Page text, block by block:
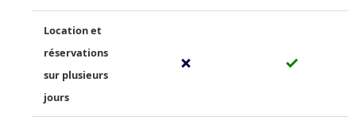
Location et
réservations
sur plusieurs
jours
✗ ✓